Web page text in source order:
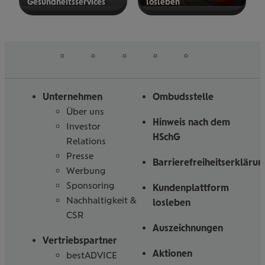
Gesund­heits­ser­vices los­le­ben
Unternehmen
Über uns
Investor
Relations
Presse
Werbung
Sponsoring
Nachhaltigkeit &
CSR
Vertriebspartner
bestADVICE
Ombudsstelle
Hinweis nach dem
HSchG
Kundenplattform
losleben
Auszeichnungen
Aktionen
uns